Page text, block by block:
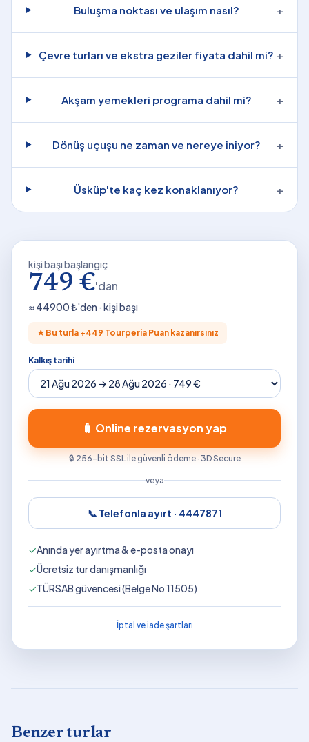
Buluşma noktası ve ulaşım nasıl? +
Çevre turları ve ekstra geziler fiyata dahil mi? +
Akşam yemekleri programa dahil mi? +
Dönüş uçuşu ne zaman ve nereye iniyor? +
Üsküp'te kaç kez konaklanıyor? +
kişi başı başlangıç
749 €'dan
≈ 44900₺'den · kişi başı
★ Bu turla +449 Tourperia Puan kazanırsınız
Kalkış tarihi
🧳 Online rezervasyon yap
🔒 256-bit SSL ile güvenli ödeme · 3D Secure
veya
📞 Telefonla ayırt · 4447871
✓Anında yer ayırtma & e-posta onayı
✓Ücretsiz tur danışmanlığı
✓TÜRSAB güvencesi (Belge No 11505)
İptal ve iade şartları
Benzer turlar